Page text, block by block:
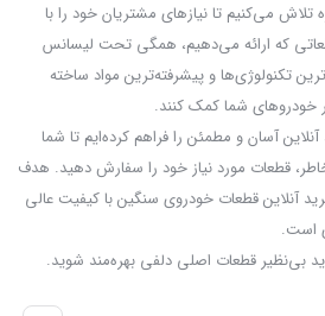
می‌کنیم تا نیازهای مشتریان خود را با
که ارائه می‌دهیم، همگی تحت لیسانس
تکنولوژی‌ها و پیشرفته‌ترین مواد ساخته
خودروهای شما کمک کنند.
آسان و مطمئن را فراهم کرده‌ایم تا شما
خاطر، قطعات مورد نیاز خود را سفارش دهید. هدف
آنلاین قطعات خودروی سنگین با کیفیت عالی
است.
بی‌نظیر قطعات اصلی دلفی بهره‌مند شوید.